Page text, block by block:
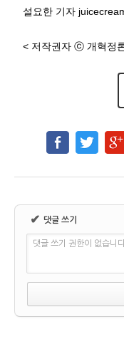
설요한 기자
< 저작권자 ⓒ 개혁정
✔ 댓글 쓰기
댓글 쓰기 권한이 없습니